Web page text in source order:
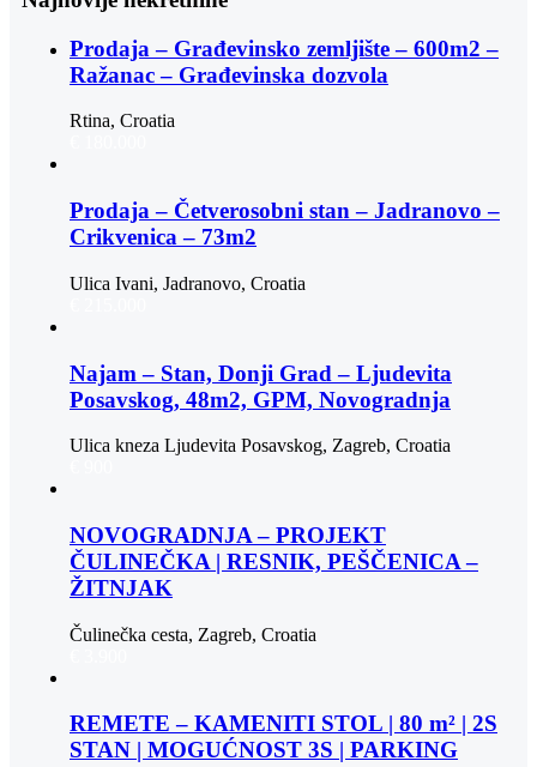
Prodaja – Građevinsko zemljište – 600m2 –
Ražanac – Građevinska dozvola
Rtina, Croatia
Prodaja – Četverosobni stan – Jadranovo –
Crikvenica – 73m2
Ulica Ivani, Jadranovo, Croatia
Najam – Stan, Donji Grad – Ljudevita
Posavskog, 48m2, GPM, Novogradnja
Ulica kneza Ljudevita Posavskog, Zagreb, Croatia
NOVOGRADNJA – PROJEKT
ČULINEČKA | RESNIK, PEŠČENICA –
ŽITNJAK
Čulinečka cesta, Zagreb, Croatia
REMETE – KAMENITI STOL | 80 m² | 2S
STAN | MOGUĆNOST 3S | PARKING